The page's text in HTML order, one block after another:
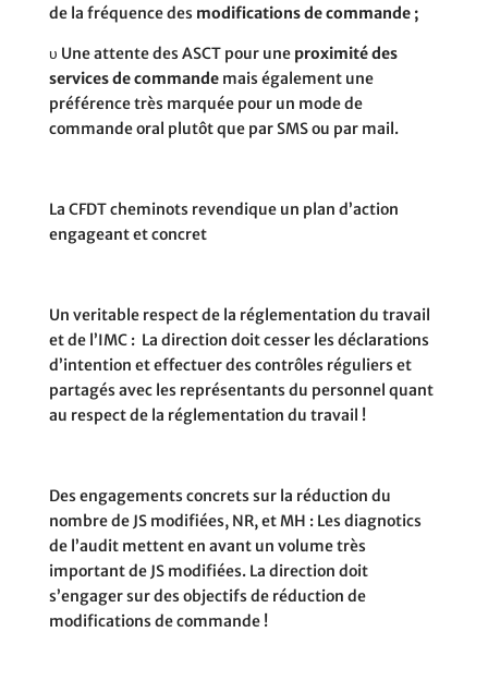
de la fréquence des modifications de commande ;
υ Une attente des ASCT pour une proximité des
services de commandemais également une
préférence très marquée pour un mode de
commande oral plutôt que par SMS ou par mail.
La CFDT cheminots revendique un plan d’action
engageant et concret
Un veritable respect de la réglementation du travail
et de l’IMC : La direction doit cesser les déclarations
d’intention et effectuer des contrôles réguliers et
partagés avec les représentants du personnel quant
au respect de la réglementation du travail !
Des engagements concrets sur la réduction du
nombre de JS modifiées, NR, et MH : Les diagnotics
de l’audit mettent en avant un volume très
important de JS modifiées. La direction doit
s’engager sur des objectifs de réduction de
modifications de commande !